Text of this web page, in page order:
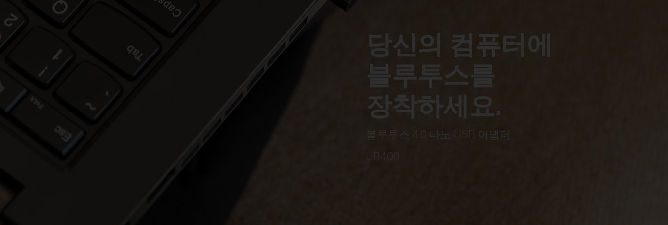
당신의 컴퓨터에
블루투스를
장착하세요.
블루투스 4.0 나노 USB 어댑터
UB400